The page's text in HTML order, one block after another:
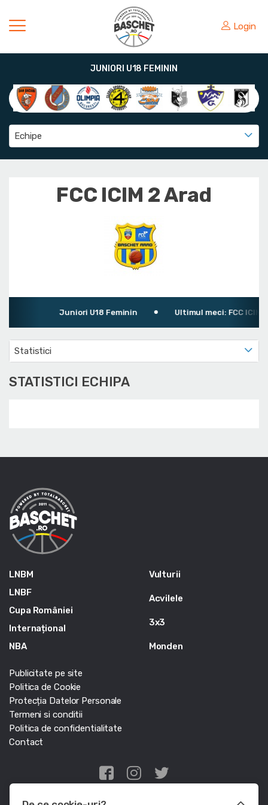
Login
JUNIORI U18 FEMININ
Echipe
FCC ICIM 2 Arad
Juniori U18 Feminin Ultimul meci: FCC ICIM
Statistici
STATISTICI ECHIPA
LNBM
LNBF
Cupa României
Internațional
NBA
Vulturii
Acvilele
3x3
Monden
Publicitate pe site
Politica de Cookie
Protecția Datelor Personale
Termeni si conditii
Politica de confidentialitate
Contact
Edris Digital Agency